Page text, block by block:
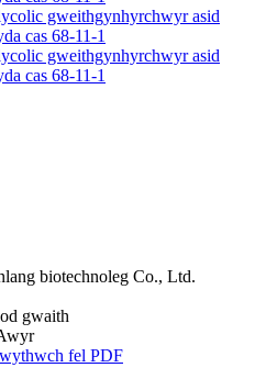
biotechnoleg Co., Ltd.
gwaith
fel PDF